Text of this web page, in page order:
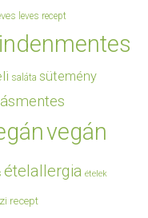
leves recept
saláta sütemény
vegán
ételallergia ételek
recept